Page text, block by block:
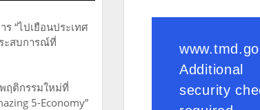
“ไปเยือนประเทศ
ะสบการณ์ที่
ฤติกรรมใหม่ที่
5-Economy”